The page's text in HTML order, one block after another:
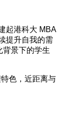
起港科大 MBA
提升自我的需
背景下的学生
色，近距离与